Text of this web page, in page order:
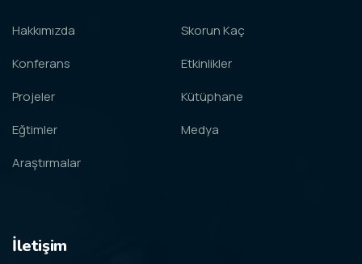
Hakkımızda
Konferans
Projeler
Eğtimler
Araştırmalar
Skorun Kaç
Etkinlikler
Kütüphane
Medya
İletişim